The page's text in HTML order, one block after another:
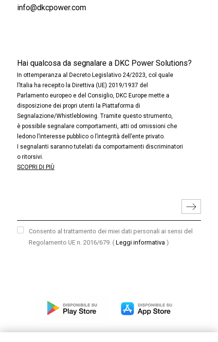
info@dkcpower.com
Hai qualcosa da segnalare a DKC Power Solutions?
In ottemperanza al Decreto Legislativo 24/2023, col quale
l’Italia ha recepito la Direttiva (UE) 2019/1937 del
Parlamento europeo e del Consiglio, DKC Europe mette a
disposizione dei propri utenti la Piattaforma di
Segnalazione/Whistleblowing. Tramite questo strumento,
è possibile segnalare comportamenti, atti od omissioni che
ledono l’interesse pubblico o l’integrità dell’ente privato.
I segnalanti saranno tutelati da comportamenti discriminatori
o ritorsivi.
SCOPRI DI PIÙ
Consento al trattamento dei miei dati personali ai sensi del
Regolamento UE n. 2016/679. ( Leggi informativa )